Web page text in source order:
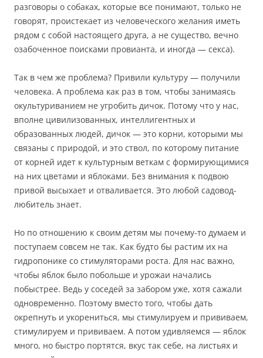
разговоры о собаках, которые все понимают, только не
говорят, проистекает из человеческого желания иметь
рядом с собой настоящего друга, а не существо, вечно
озабоченное поисками провианта, и иногда — секса).
Так в чем же проблема? Привили культуру — получили
человека. А проблема как раз в том, чтобы занимаясь
окультуриванием не угробить дичок. Потому что у нас,
вполне цивилизованных, интеллигентных и
образованных людей, дичок — это корни, которыми мы
связаны с природой, и это ствол, по которому питание
от корней идет к культурным веткам с формирующимися
на них цветами и яблоками. Без внимания к подвою
привой высыхает и отваливается. Это любой садовод-
любитель знает.
Но по отношению к своим детям мы почему-то думаем и
поступаем совсем не так. Как будто бы растим их на
гидропонике со стимуляторами роста. Для нас важно,
чтобы яблок было побольше и урожаи начались
побыстрее. Ведь у соседей за забором уже, хотя сажали
одновременно. Поэтому вместо того, чтобы дать
окрепнуть и укорениться, мы стимулируем и прививаем,
стимулируем и прививаем. А потом удивляемся — яблок
много, но быстро портятся, вкус так себе, на листьях и